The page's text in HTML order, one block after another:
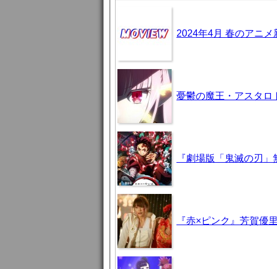
2024年4月 春のアニメ
憂鬱の魔王・アスタロ
『劇場版「鬼滅の刃
『赤×ピンク』芳賀優